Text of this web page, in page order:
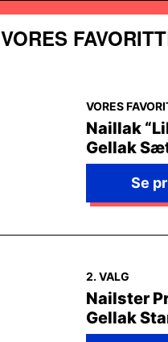
VORES
Naillak
Gellak
Nailster
Gellak